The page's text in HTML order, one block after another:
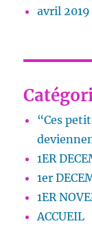
avril 2019
“Ces
1ER
1er
1ER
ACCUEIL